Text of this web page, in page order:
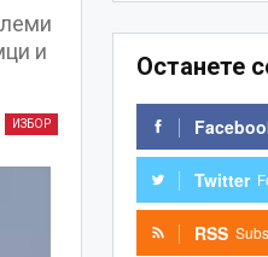
и
ИЗБОР
Останете
Twitter
RSS